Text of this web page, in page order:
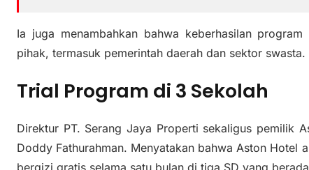
Ia juga menambahkan bahwa keberhasilan
pihak, termasuk pemerintah daerah dan sektor swasta.
Trial Program di 3 Sekolah
Direktur PT. Serang Jaya Properti sekaligus pemilik
Doddy Fathurahman. Menyatakan bahwa Aston Hotel